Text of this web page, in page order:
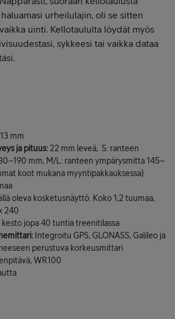
urheilulajin, oli se sitten
uinti. Kellotaululta löydät myös
sykkeesi tai vaikka dataa
mm
ja pituus: 22 mm leveä, ‎ S: ranteen
mm, M/L: ranteen ympärysmitta 145–
koot mukana myyntipakkauksessa)
oleva kosketusnäyttö. Koko 1,2 tuumaa,
240
kesto jopa 40 tuntia treenitilassa
Integroitu GPS, GLONASS, Galileo ja
perustuva korkeusmittari
WR100